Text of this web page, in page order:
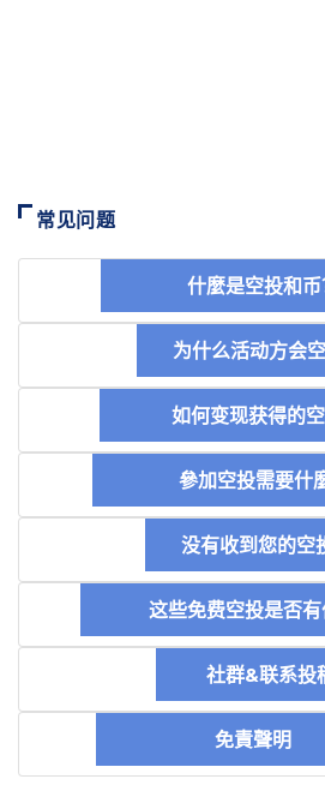
常见问题
什麼是空投
为什么活动方会空
如何变现获得的
參加空投需要
没有收到您的空
这些免费空投是否
社群&联系投
免責